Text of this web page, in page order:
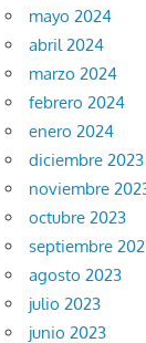
mayo 2024
abril 2024
marzo 2024
febrero 2024
enero 2024
diciembre 2023
noviembre
octubre 2023
septiembre
agosto 2023
julio 2023
junio 2023